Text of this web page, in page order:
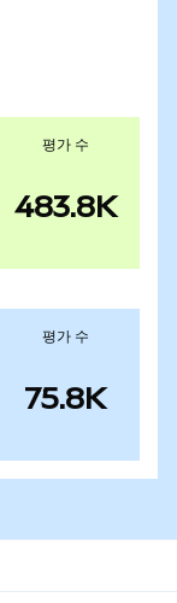
평가 수
483.8K
평가 수
75.8K